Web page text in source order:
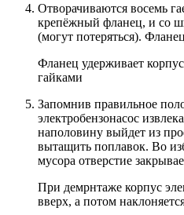
Отворачиваются восемь
крепёжный фланец, и со
(могут потеряться).
Фланец удерживает
гайками
Запомнив правильное
электробензонасос
наполовину выйдет из
вытащить поплавок. Во
мусора отверстие
При демрнтаже корпус
вверх, а потом